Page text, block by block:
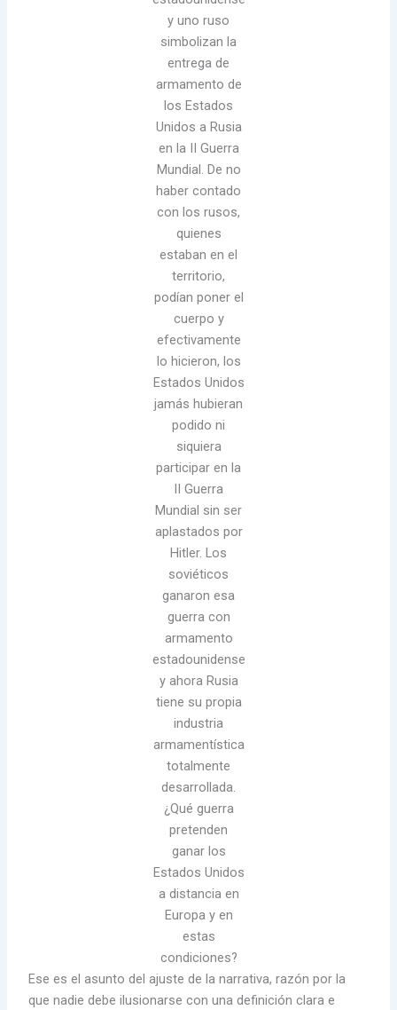
y uno ruso
simbolizan la
entrega de
armamento de
los Estados
Unidos a Rusia
en la II Guerra
Mundial. De no
haber contado
con los rusos,
quienes
estaban en el
territorio,
podían poner el
cuerpo y
efectivamente
lo hicieron, los
Estados Unidos
jamás hubieran
podido ni
siquiera
participar en la
II Guerra
Mundial sin ser
aplastados por
Hitler. Los
soviéticos
ganaron esa
guerra con
armamento
estadounidense
y ahora Rusia
tiene su propia
industria
armamentística
totalmente
desarrollada.
¿Qué guerra
pretenden
ganar los
Estados Unidos
a distancia en
Europa y en
estas
condiciones?
Ese es el asunto del ajuste de la narrativa, razón por la
que nadie debe ilusionarse con una definición clara e